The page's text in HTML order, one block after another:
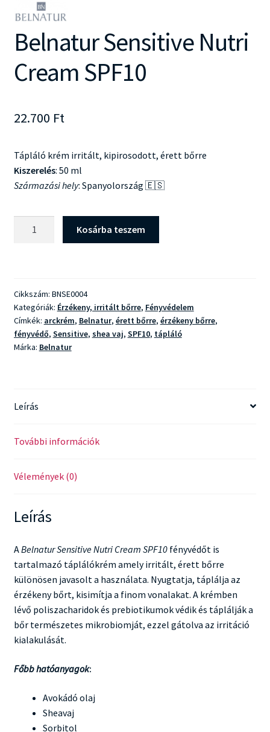
Belnatur Sensitive Nutri
Cream SPF10
22.700 Ft
Tápláló krém irritált, kipirosodott, érett bőrre
Kiszerelés: 50 ml
Származási hely: Spanyolország 🇪🇸
mennyiség
Kosárba teszem
Cikkszám: BNSE0004
Kategóriák: Érzékeny, irritált bőrre, Fényvédelem
Címkék: arckrém, Belnatur, érett bőrre, érzékeny bőrre,
fényvédő, Sensitive, shea vaj, SPF10, tápláló
Márka: Belnatur
Leírás
További információk
Vélemények (0)
Leírás
ABelnatur Sensitive Nutri Cream SPF10fényvédőt is
tartalmazó táplálókrém amely irritált, érett bőrre
különösen javasolt a használata. Nyugtatja, táplálja az
érzékeny bőrt, kisimítja a finom vonalakat. A krémben
lévő poliszacharidok és prebiotikumok védik és táplálják a
bőr természetes mikrobiomját, ezzel gátolva az irritáció
kialakulását.
Főbb hatóanyagok:
Avokádó olaj
Sheavaj
Sorbitol